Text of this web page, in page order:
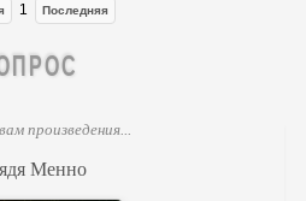
1 Последняя
произведения...
Менно